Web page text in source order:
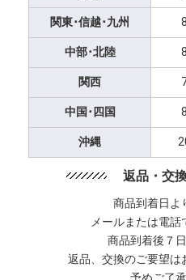
関東･信越･九州
中部･北陸
関西
中国･四国
沖縄
返品・交
商品到着日よ
メールまたは電話
商品到着後７
返品、交換のご要望は